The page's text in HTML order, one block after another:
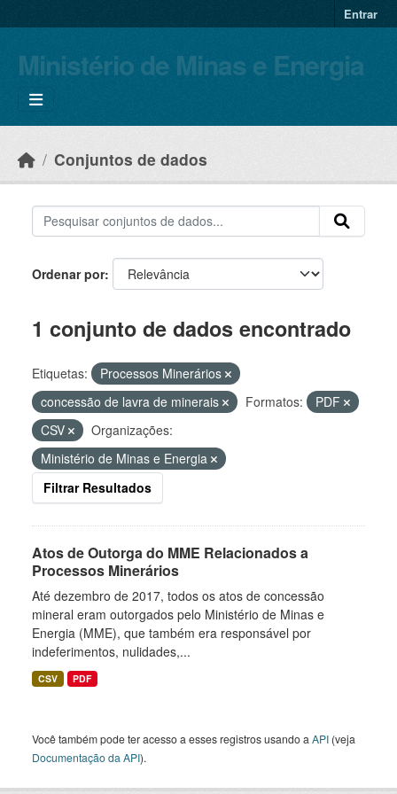
Entrar
Ministério de Minas e Energia
Conjuntos de dados
Ordenar por
1 conjunto de dados encontrado
Etiquetas:
Processos Minerários
concessão de lavra de minerais
Formatos:
PDF
CSV
Organizações:
Ministério de Minas e Energia
Filtrar Resultados
Atos de Outorga do MME Relacionados a
Processos Minerários
Até dezembro de 2017, todos os atos de concessão
mineral eram outorgados pelo Ministério de Minas e
Energia (MME), que também era responsável por
indeferimentos, nulidades,...
CSV PDF
Você também pode ter acesso a esses registros usando a API (veja
Documentação da API).